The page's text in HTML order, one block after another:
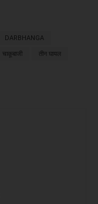
DARBHANGA
चाकूबाजी तीन घायल